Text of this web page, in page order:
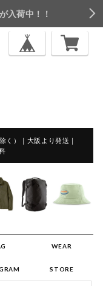
入荷中！！
く）｜大阪より発送｜
WEAR
STORE